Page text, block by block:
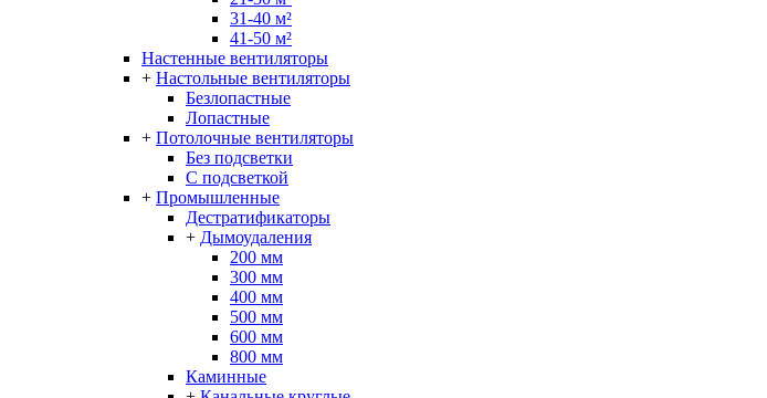
31-40 м²
41-50 м²
Настенные вентиляторы
+ Настольные вентиляторы
Безлопастные
Лопастные
+ Потолочные вентиляторы
Без подсветки
С подсветкой
+ Промышленные
Дестратификаторы
+ Дымоудаления
200 мм
300 мм
400 мм
500 мм
600 мм
800 мм
Каминные